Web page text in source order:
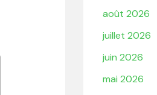
août 2026
juillet 2026
juin 2026
mai 2026